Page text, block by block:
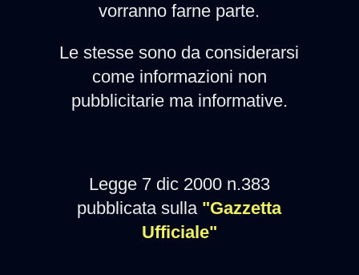
vorranno farne parte.
Le stesse sono da considerarsi
come informazioni non
pubblicitarie ma informative.
Legge 7 dic 2000 n.383
pubblicata sulla "Gazzetta
Ufficiale"